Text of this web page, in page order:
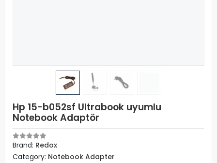
Hp 15-b052sf Ultrabook uyumlu
Notebook Adaptör
Brand: Redox
Category: Notebook Adapter